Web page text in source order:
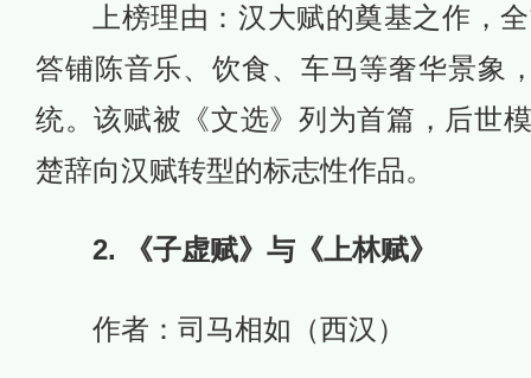
上榜理由：汉大赋的奠基之作，
答铺陈音乐、饮食、车马等奢华景象
统。该赋被《文选》列为首篇，后世
楚辞向汉赋转型的标志性作品。
2. 《子虚赋》与《上林赋》
作者：司马相如（西汉）